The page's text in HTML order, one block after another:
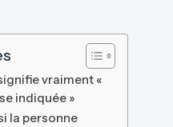
vraiment «
indiquée »
la personne